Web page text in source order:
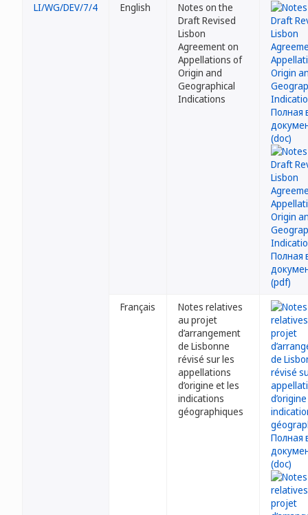
LI/WG/DEV/7/4 English
Notes on the
Draft Revised
Lisbon
Agreement on
Appellations of
Origin and
Geographical
Indications
Français
Notes relatives
au projet
d’arrangement
de Lisbonne
révisé sur les
appellations
d’origine et les
indications
géographiques